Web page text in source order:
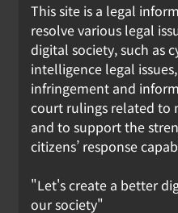
This site is a legal
resolve various legal
digital society, such as
intelligence legal
infringement and
court rulings related to
and to support the
citizens’ response
"Let's create a better
our society"